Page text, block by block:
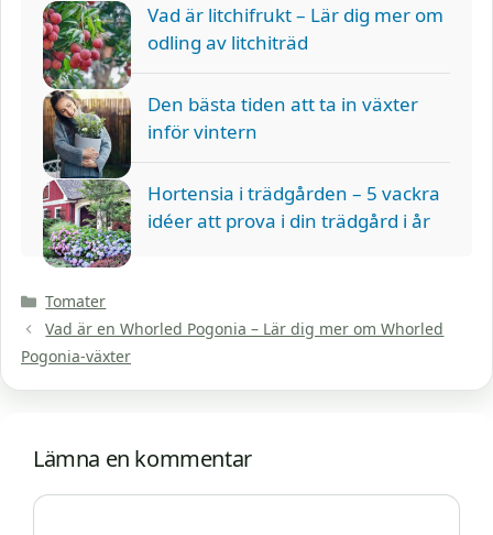
Vad är litchifrukt – Lär dig mer om
odling av litchiträd
Den bästa tiden att ta in växter
inför vintern
Hortensia i trädgården – 5 vackra
idéer att prova i din trädgård i år
Kategorier
Tomater
Vad är en Whorled Pogonia – Lär dig mer om Whorled
Pogonia-växter
Lämna en kommentar
Kommentar